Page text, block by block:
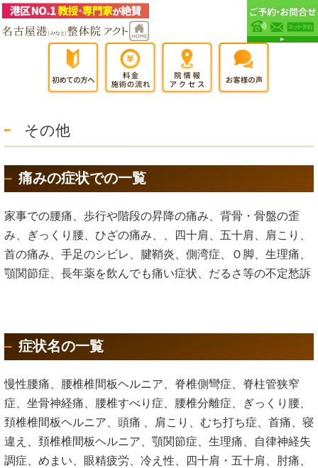
その他
痛みの症状での一覧
家事での腰痛、歩行や階段の昇降の痛み、背骨・骨盤の歪
み、ぎっくり腰、ひざの痛み、、四十肩、五十肩、肩こり、
首の痛み、手足のシビレ、腱鞘炎、側湾症、Ｏ脚、生理痛、
顎関節症、長年薬を飲んでも痛い症状、だるさ等の不定愁訴
症状名の一覧
慢性腰痛、腰椎椎間板ヘルニア、脊椎側彎症、脊柱管狭窄
症、坐骨神経痛、腰椎すべり症、腰椎分離症、ぎっくり腰、
頚椎椎間板ヘルニア、頭痛 、肩こり、むち打ち症、首痛、寝
違え、頚椎椎間板ヘルニア、顎関節症、生理痛、自律神経失
調症、めまい、眼精疲労、冷え性、四十肩・五十肩、肘痛、